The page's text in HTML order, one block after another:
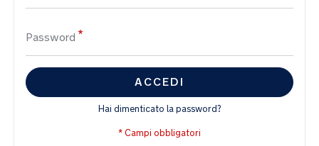
Password
ACCEDI
Hai dimenticato la password?